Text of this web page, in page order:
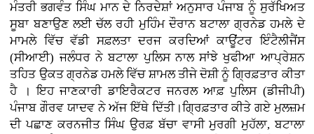
ਮੰਤਰੀ ਭਗਵੰਤ ਸਿੰਘ ਮਾਨ ਦੇ ਨਿਰਦੇਸ਼ਾਂ ਅਨੁਸਾਰ ਪੰਜਾਬ ਨੂੰ ਸੁਰੱਖਿਅਤ
ਸੂਬਾ ਬਣਾਉਣ ਲਈ ਚੱਲ ਰਹੀ ਮੁਹਿੰਮ ਦੌਰਾਨ ਬਟਾਲਾ ਗ੍ਰਨੇਡ ਹਮਲੇ ਦੇ
ਮਾਮਲੇ ਵਿੱਚ ਵੱਡੀ ਸਫ਼ਲਤਾ ਦਰਜ ਕਰਦਿਆਂ ਕਾਊਂਟਰ ਇੰਟੈਲੀਜੈਂਸ
(ਸੀਆਈ) ਜਲੰਧਰ ਨੇ ਬਟਾਲਾ ਪੁਲਿਸ ਨਾਲ ਸਾਂਝੇ ਖੁਫੀਆ ਆਪ੍ਰੇਸ਼ਨ
ਤਹਿਤ ਉਕਤ ਗ੍ਰਨੇਡ ਹਮਲੇ ਵਿੱਚ ਸ਼ਾਮਲ ਤੀਜੇ ਦੋਸ਼ੀ ਨੂੰ ਗ੍ਰਿਫ਼ਤਾਰ ਕੀਤਾ
ਹੈ । ਇਹ ਜਾਣਕਾਰੀ ਡਾਇਰੈਕਟਰ ਜਨਰਲ ਆਫ਼ ਪੁਲਿਸ (ਡੀਜੀਪੀ)
ਪੰਜਾਬ ਗੌਰਵ ਯਾਦਵ ਨੇ ਅੱਜ ਇੱਥੇ ਦਿੱਤੀ।ਗ੍ਰਿਫ਼ਤਾਰ ਕੀਤੇ ਗਏ ਮੁਲਜ਼ਮ
ਦੀ ਪਛਾਣ ਕਰਨਜੀਤ ਸਿੰਘ ਉਰਫ਼ ਬੱਚਾ ਵਾਸੀ ਮੁਰਗੀ ਮੁਹੱਲਾ, ਬਟਾਲਾ